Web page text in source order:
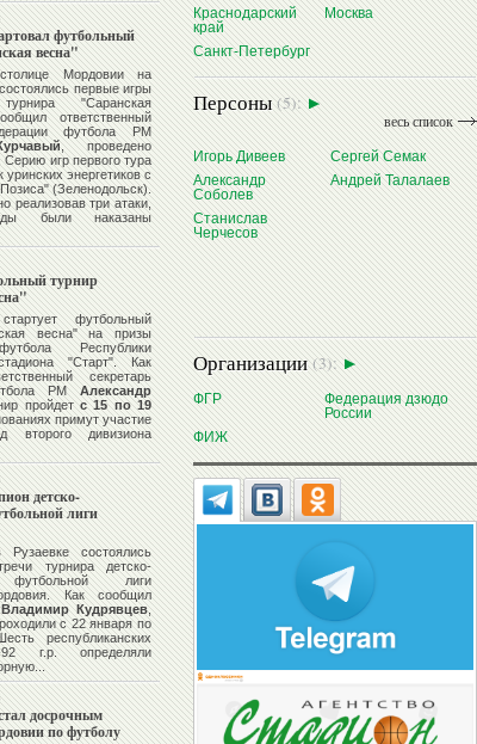
футбольный
весна"
Мордовии на
первые игры
"Саранская
ответственный
футбола РМ
, проведено
Серию игр первого тура
уринских энергетиков с
(Зеленодольск).
реализовав три атаки,
были наказаны
турнир
футбольный
весна" на призы
Республики
"Старт". Как
секретарь
РМАлександр
пройдетс 15 по 19
примут участие
второго дивизиона
детско-
лиги
состоялись
турнира детско-
футбольной лиги
Как сообщил
Владимир Кудрявцев,
с 22 января по
республиканских
г.р. определяли
досрочным
по футболу
Краснодарский
край
Москва
Санкт-Петербург
Персоны(5):
весь список
Игорь Дивеев
Сергей Семак
Александр
Соболев
Андрей Талалаев
Станислав
Черчесов
Организации(3):
ФГР
Федерация дзюдо
России
ФИЖ